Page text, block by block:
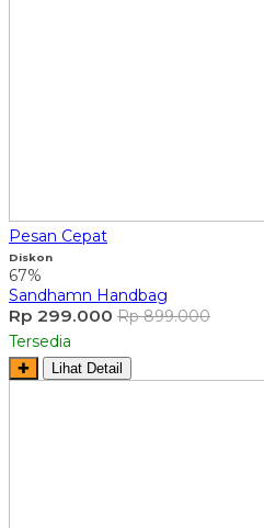
Pesan Cepat
Diskon
67%
Sandhamn Handbag
Rp 299.000 Rp 899.000
Tersedia
✚ Lihat Detail